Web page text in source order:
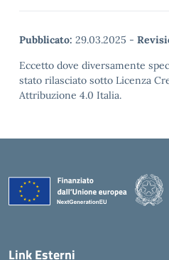
Pubblicato: 29.03.2025 -
Eccetto dove diversamente
stato rilasciato sotto Licenza
Attribuzione 4.0 Italia.
Link Esterni